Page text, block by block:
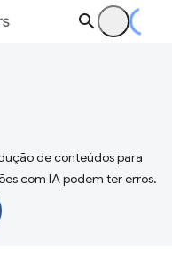
de conteúdos para
com IA podem ter erros.